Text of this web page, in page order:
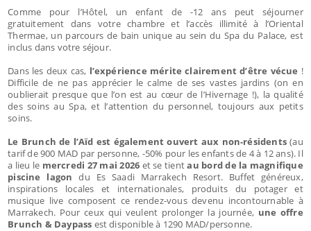
Comme pour l’Hôtel, un enfant de -12 ans peut séjourner
gratuitement dans votre chambre et l’accès illimité à l’Oriental
Thermae, un parcours de bain unique au sein du Spa du Palace, est
inclus dans votre séjour.
Dans les deux cas, l’expérience mérite clairement d’être vécue !
Difficile de ne pas apprécier le calme de ses vastes jardins (on en
oublierait presque que l’on est au cœur de l’Hivernage !), la qualité
des soins au Spa, et l’attention du personnel, toujours aux petits
soins.
Le Brunch de l’Aïd est également ouvert aux non-résidents (au
tarif de 900 MAD par personne, -50% pour les enfants de 4 à 12 ans). Il
a lieu le mercredi 27 mai 2026 et se tientau bord de la magnifique
piscine lagon du Es Saadi Marrakech Resort. Buffet généreux,
inspirations locales et internationales, produits du potager et
musique live composent ce rendez-vous devenu incontournable à
Marrakech. Pour ceux qui veulent prolonger la journée, une offre
Brunch & Daypass est disponible à 1290 MAD/personne.